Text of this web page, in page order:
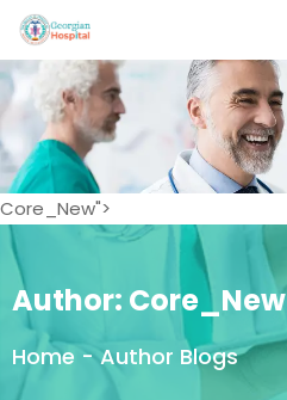
Core_New">
Author: Core_New
Home - Author Blogs